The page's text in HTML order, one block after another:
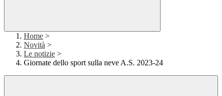
Home >
Novità >
Le notizie >
Giornate dello sport sulla neve A.S. 2023-24